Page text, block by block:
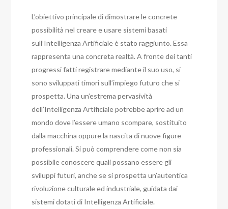
L’obiettivo principale di dimostrare le concrete
possibilità nel creare e usare sistemi basati
sull’Intelligenza Artificiale è stato raggiunto. Essa
rappresenta una concreta realtà. A fronte dei tanti
progressi fatti registrare mediante il suo uso, si
sono sviluppati timori sull’impiego futuro che si
prospetta. Una un’estrema pervasività
dell’Intelligenza Artificiale potrebbe aprire ad un
mondo dove l’essere umano scompare, sostituito
dalla macchina oppure la nascita di nuove figure
professionali. Si può comprendere come non sia
possibile conoscere quali possano essere gli
sviluppi futuri, anche se si prospetta un’autentica
rivoluzione culturale ed industriale, guidata dai
sistemi dotati di Intelligenza Artificiale.